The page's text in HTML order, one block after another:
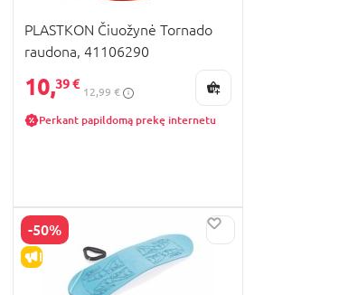
PLASTKON Čiuožynė Tornado
raudona, 41106290
10,39 €
12,99 €
Perkant papildomą prekę internetu
-50%
IŠPARDAVIMAS